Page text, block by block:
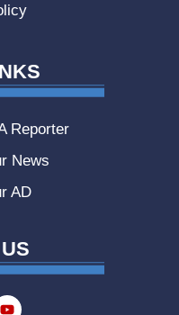
Reporter
News
AD